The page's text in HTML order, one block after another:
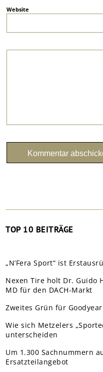
Website
TOP 10 BEITRÄGE
„N’Fera Sport“ ist
Nexen Tire holt Dr. Guido
MD für den DACH-Markt
Zweites Grün für Goodyear
Wie sich Metzelers
unterscheiden
Um 1.300 Sachnummern
Ersatzteilangebot